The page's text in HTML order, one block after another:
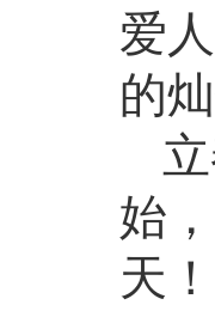
爱
的灿
始
天！